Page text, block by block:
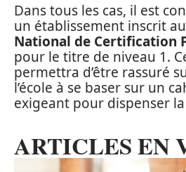
Dans tous les cas, il est
un établissement inscrit au
National de Certification
pour le titre de niveau 1.
permettra d’être rassuré
l’école à se baser sur un
exigeant pour dispenser
ARTICLES EN